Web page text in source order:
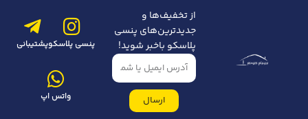
از تخفیف‌ها و
جدیدترین‌های پنسی
پلاسکو باخبر شوید!
ارسال
پنسی پلاسکوپشتیبانی
واتس اپ